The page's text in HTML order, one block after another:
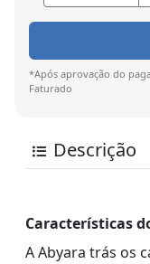
*Após aprovação do
Faturado
Descrição
Características
A Abyara trás os